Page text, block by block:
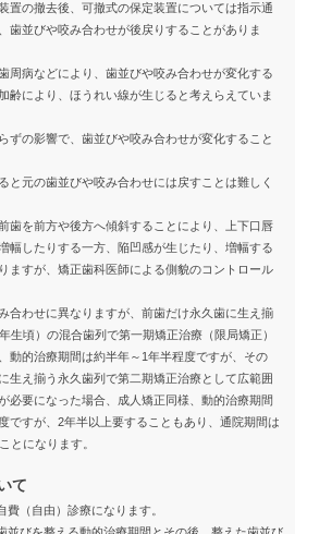
置の撤去後、可撤式の保定装置については指示通
歯並びや咬み合わせが後戻りすることがありま
周病などにより、歯並びや咬み合わせが変化する
齢により、ほうれい線が生じると考えらえていま
ずの影響で、歯並びや咬み合わせが変化すること
と元の歯並びや咬み合わせには戻すことは難しく
歯を前方や後方へ傾斜することにより、上下口唇
幅したりする一方、陥凹感が生じたり、増幅する
ますが、矯正歯科医師による側貌のコントロール
合わせに異なりますが、前歯だけ永久歯に生え揃
生頃）の混合歯列で第一期矯正治療（限局矯正）
動的治療期間は約半年～1年半程度ですが、その
生え揃う永久歯列で第二期矯正治療として広範囲
必要になった場合、成人矯正同様、動的治療期間
ですが、2年半以上要することもあり、通院期間は
とになります。
て
費（自由）診療になります。